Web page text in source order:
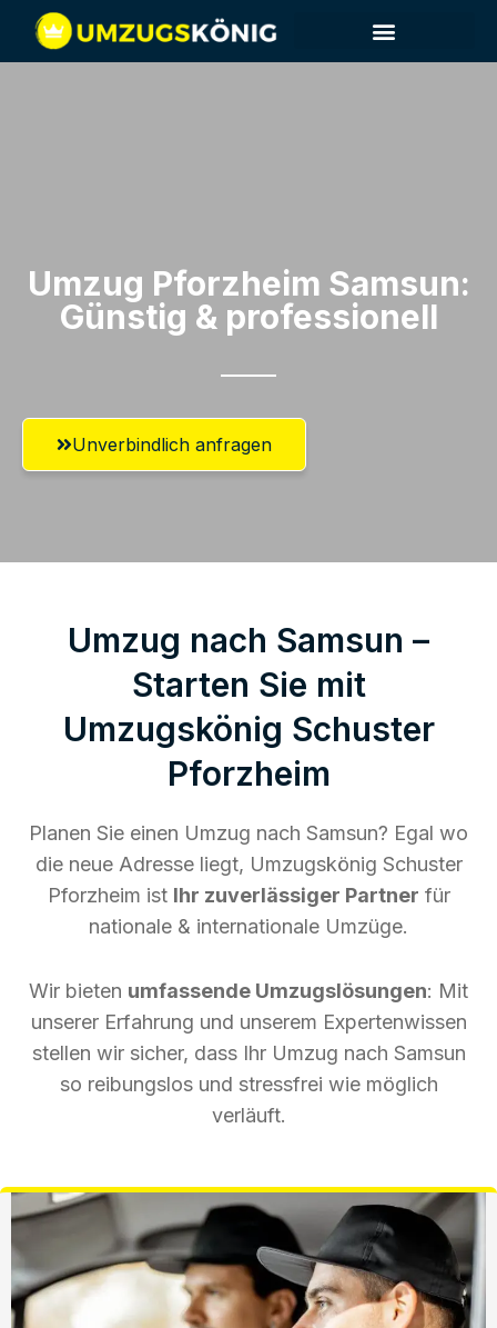
Umzug Pforzheim​ Samsun:
Günstig & professionell​
Unverbindlich anfragen
Umzug nach Samsun –
Starten Sie mit
Umzugskönig Schuster
Pforzheim
Planen Sie einen Umzug nach Samsun? Egal wo
die neue Adresse liegt, Umzugskönig Schuster
Pforzheim ist Ihr zuverlässiger Partner für
nationale & internationale Umzüge.
Wir bieten umfassende Umzugslösungen: Mit
unserer Erfahrung und unserem Expertenwissen
stellen wir sicher, dass Ihr Umzug nach Samsun
so reibungslos und stressfrei wie möglich
verläuft.